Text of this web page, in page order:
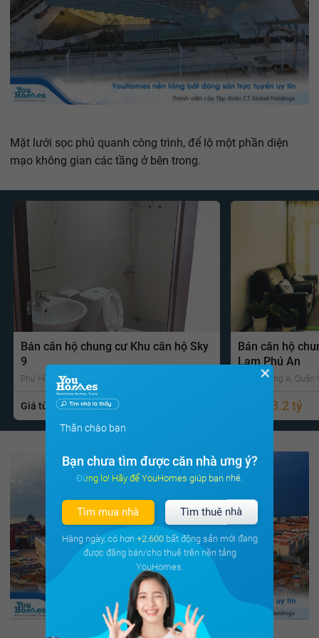
Mặt lưới sọc phủ quanh công trình, để lộ một phần diện
mạo không gian các tầng ở bên trong.
Bán căn hộ chung cư Khu căn hộ Sky
9
Phú Hữu, Quận 9 , Tp Hồ Chí Minh
Giá từ 1.5 tỷ
Bán căn hộ
Lam Phú An
Phước Long A,
3.2 tỷ
✕
Thân chào bạn
Bạn chưa tìm được căn nhà ưng ý?
Đừng lo! Hãy để YouHomes giúp bạn nhé.
Tìm mua nhà Tìm thuê nhà
Hàng ngày, có hơn +2.600bất động sản mới đang
được đăng bán/cho thuê trên nền tảng
YouHomes.